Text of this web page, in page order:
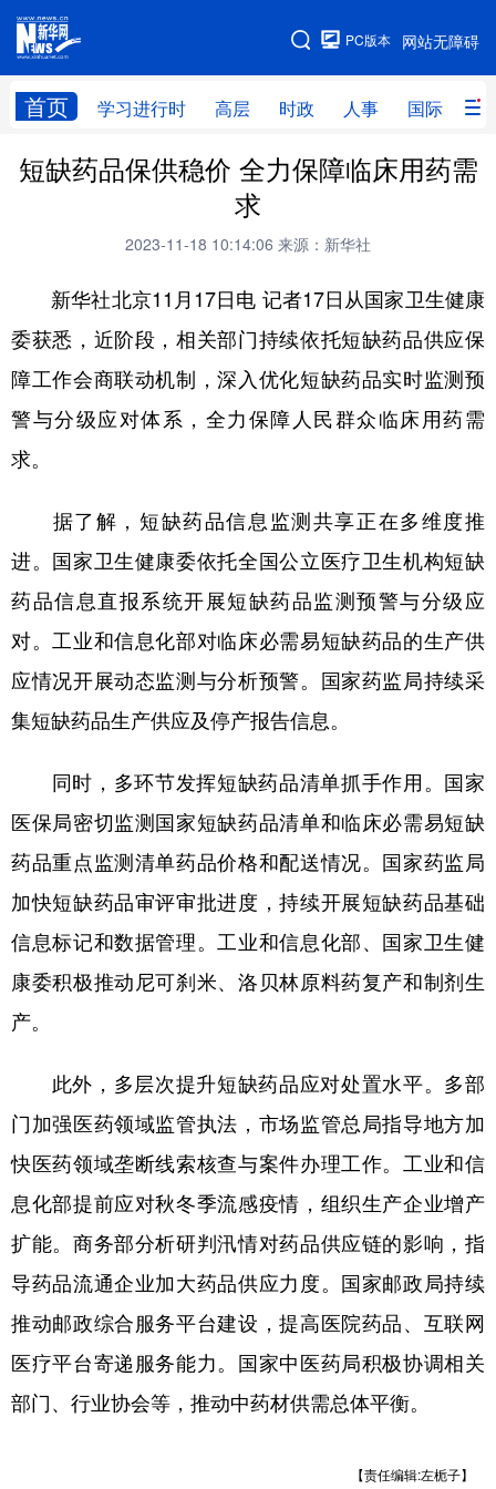
网站无障碍
PC版本
首页 学习进行时 高层 时政 人事 国际 财
网站地图
学习进行时 高层 时政 人事
全球连线
科技 科创 量子 体育
文化 书画 健康 军事
学术中国 乡村振兴 银龄 溯源中国
彩票 娱乐 时尚 悦读
公益 一带一路 亚太网 上市公司
文化产业
地方频道
北京 天津 河北 山西
辽宁 吉林 上海 江苏
浙江 安徽 福建 江西
山东 河南 湖北 湖南
四川 贵州 云南 西藏
陕西 甘肃 青海 宁夏
多语种频道
English Español Français عربى
Русский язык 日本語 한국어
Deutsch Português
短缺药品保供稳价 全力保障临床用药需
求
2023-11-18 10:14:06 来源：新华社
新华社北京11月17日电 记者17日从国家卫生健康
委获悉，近阶段，相关部门持续依托短缺药品供应保
障工作会商联动机制，深入优化短缺药品实时监测预
警与分级应对体系，全力保障人民群众临床用药需
求。
据了解，短缺药品信息监测共享正在多维度推
进。国家卫生健康委依托全国公立医疗卫生机构短缺
药品信息直报系统开展短缺药品监测预警与分级应
对。工业和信息化部对临床必需易短缺药品的生产供
应情况开展动态监测与分析预警。国家药监局持续采
集短缺药品生产供应及停产报告信息。
同时，多环节发挥短缺药品清单抓手作用。国家
医保局密切监测国家短缺药品清单和临床必需易短缺
药品重点监测清单药品价格和配送情况。国家药监局
加快短缺药品审评审批进度，持续开展短缺药品基础
信息标记和数据管理。工业和信息化部、国家卫生健
康委积极推动尼可刹米、洛贝林原料药复产和制剂生
产。
此外，多层次提升短缺药品应对处置水平。多部
门加强医药领域监管执法，市场监管总局指导地方加
快医药领域垄断线索核查与案件办理工作。工业和信
息化部提前应对秋冬季流感疫情，组织生产企业增产
扩能。商务部分析研判汛情对药品供应链的影响，指
导药品流通企业加大药品供应力度。国家邮政局持续
推动邮政综合服务平台建设，提高医院药品、互联网
医疗平台寄递服务能力。国家中医药局积极协调相关
部门、行业协会等，推动中药材供需总体平衡。
【责任编辑:左栀子】